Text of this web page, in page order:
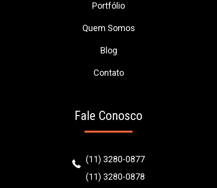
Portfólio
Quem Somos
Blog
Contato
Fale Conosco
(11) 3280-0877
(11) 3280-0878